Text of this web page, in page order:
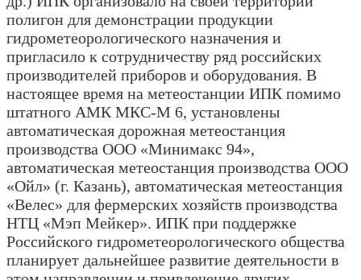
полигон для демонстрации продукции
гидрометеорологического назначения и
пригласило к сотрудничеству ряд российских
производителей приборов и оборудования. В
настоящее время на метеостанции ИПК помимо
штатного АМК МКС-М 6, установлены
автоматическая дорожная метеостанция
производства ООО «Минимакс 94»,
автоматическая метеостанция производства ООО
«Ойл» (г. Казань), автоматическая метеостанция
«Велес» для фермерских хозяйств производства
НТЦ «Мэп Мейкер». ИПК при поддержке
Российского гидрометеорологического общества
планирует дальнейшее развитие деятельности в